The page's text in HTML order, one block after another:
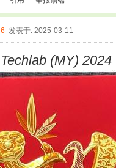
6 发表于: 2025-03-11
Techlab (MY)